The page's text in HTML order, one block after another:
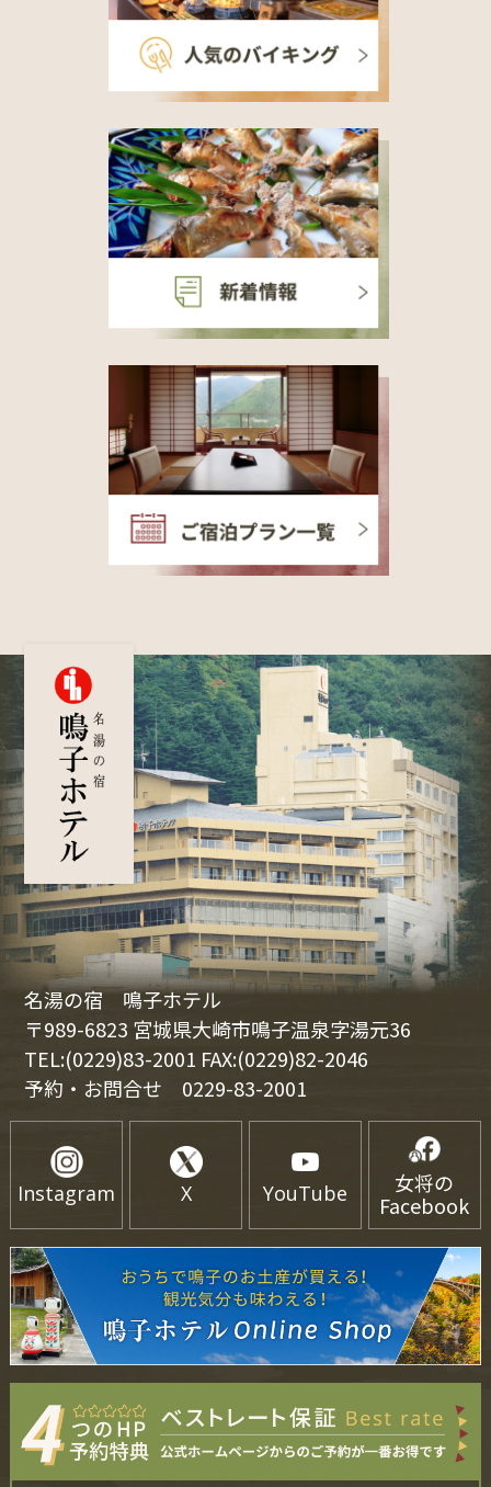
名湯の宿 鳴子ホテル
〒989-6823 宮城県大崎市鳴子温泉字湯元36
TEL:(0229)83-2001 FAX:(0229)82-2046
予約・お問合せ 0229-83-2001
Instagram X YouTube
女将の
Facebook